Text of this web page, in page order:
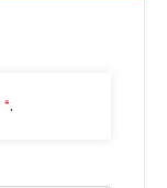
*.